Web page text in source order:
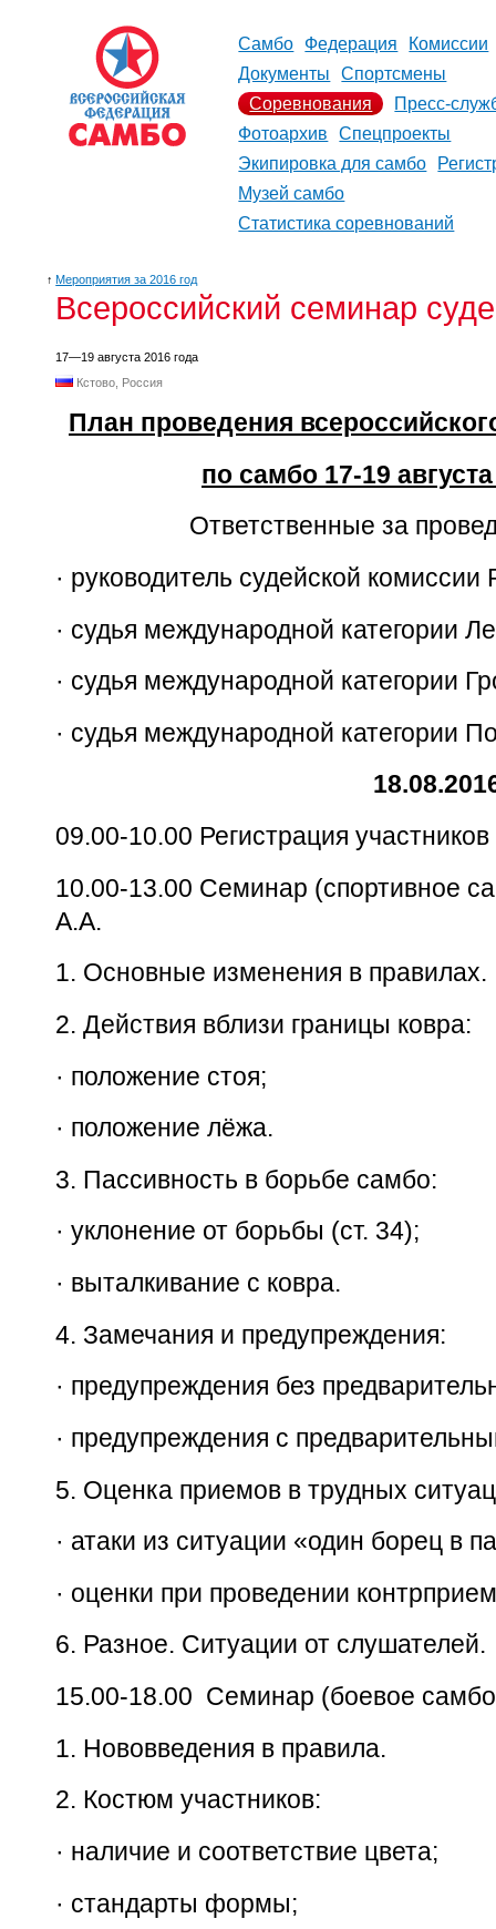
Самбо Федерация
Комиссии
Документы
Спортсмены
Соревнования
Пресс-
Фотоархив
Спецпроекты
Экипировка для самбо
Музей самбо
Статистика соревнований
↑ Мероприятия за 2016 год
Всероссийский семинар
17—19 августа 2016 года
Кстово, Россия
План проведения
по самбо 17-19
Ответственные за
· руководитель судейской
· судья международной категории
· судья международной категории
· судья международной категории
09.00-10.00 Регистрация
10.00-13.00 Семинар (спортивное
А.А.
1. Основные изменения в правилах.
2. Действия вблизи границы ковра:
· положение стоя;
· положение лёжа.
3. Пассивность в борьбе самбо:
· уклонение от борьбы (ст. 34);
· выталкивание с ковра.
4. Замечания и предупреждения:
· предупреждения без
· предупреждения с
5. Оценка приемов в трудных
· атаки из ситуации «один борец в
· оценки при проведении
6. Разное. Ситуации от слушателей.
15.00-18.00 Семинар (боевое
1. Нововведения в правила.
2. Костюм участников:
· наличие и соответствие цвета;
· стандарты формы;